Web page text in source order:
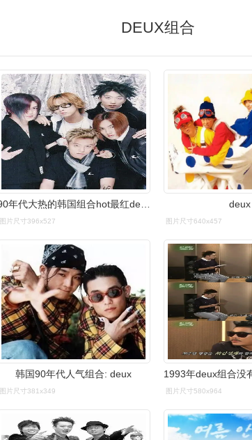
DEUX组合
90年代大热的韩国组合hot最红deux成员被他杀
图片尺寸396x527
deux
图片尺寸640x457
韩国90年代人气组合: deux
图片尺寸381x349 图片尺寸580x964